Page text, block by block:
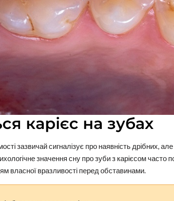
карієс на зубах
зазвичай сигналізує про наявність дрібних,
значення сну про зуби з карієсом часто
власної вразливості перед обставинами.